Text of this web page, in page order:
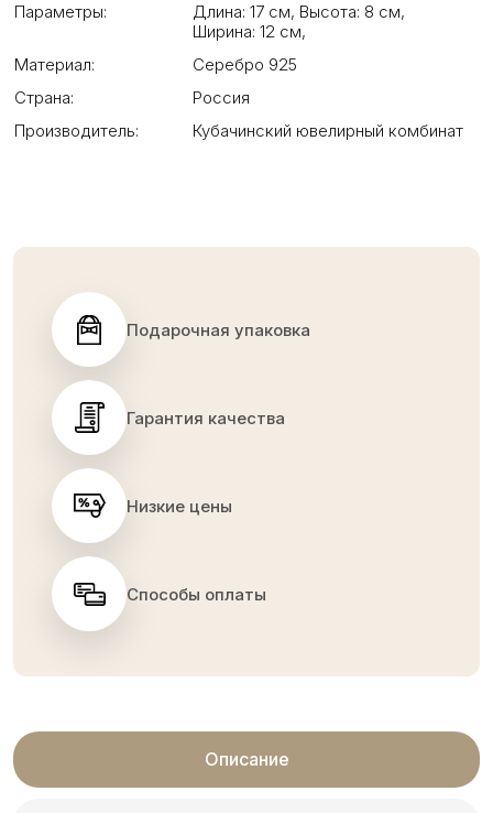
Параметры: Длина: 17 см, Высота: 8 см,
Ширина: 12 см,
Материал:
Серебро 925
Страна:
Россия
Производитель:
Кубачинский ювелирный комбинат
Подарочная упаковка
Гарантия качества
Низкие цены
Способы оплаты
Описание